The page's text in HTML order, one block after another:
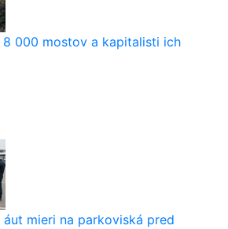
8 000 mostov a kapitalisti ich
mieri na parkoviská pred